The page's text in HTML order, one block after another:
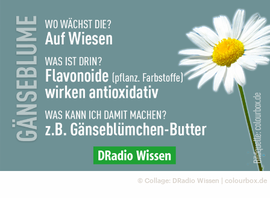
© Collage: DRadio Wissen | colourbox.de